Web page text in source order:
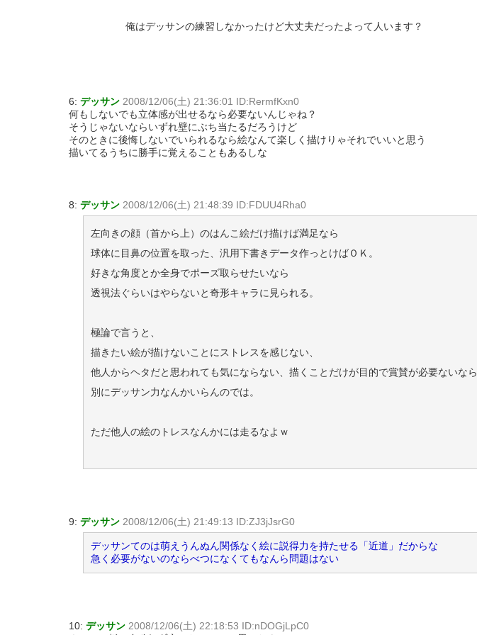
俺はデッサンの練習しなかったけど大丈夫だったよって人います？
6: デッサン 2008/12/06(土) 21:36:01 ID:RermfKxn0
何もしないでも立体感が出せるなら必要ないんじゃね？
そうじゃないならいずれ壁にぶち当たるだろうけど
そのときに後悔しないでいられるなら絵なんて楽しく描けりゃそれでいいと思う
描いてるうちに勝手に覚えることもあるしな
8: デッサン 2008/12/06(土) 21:48:39 ID:FDUU4Rha0
左向きの顔（首から上）のはんこ絵だけ描けば満足なら
球体に目鼻の位置を取った、汎用下書きデータ作っとけばＯＫ。
好きな角度とか全身でポーズ取らせたいなら
透視法ぐらいはやらないと奇形キャラに見られる。
極論で言うと、
描きたい絵が描けないことにストレスを感じない、
他人からヘタだと思われても気にならない、描くことだけが目的で賞賛が必要ないなら
別にデッサン力なんかいらんのでは。
ただ他人の絵のトレスなんかには走るなよｗ
9: デッサン 2008/12/06(土) 21:49:13 ID:ZJ3jJsrG0
デッサンてのは萌えうんぬん関係なく絵に説得力を持たせる「近道」だからな
急く必要がないのならべつになくてもなんら問題はない
10: デッサン 2008/12/06(土) 22:18:53 ID:nDOGjLpC0